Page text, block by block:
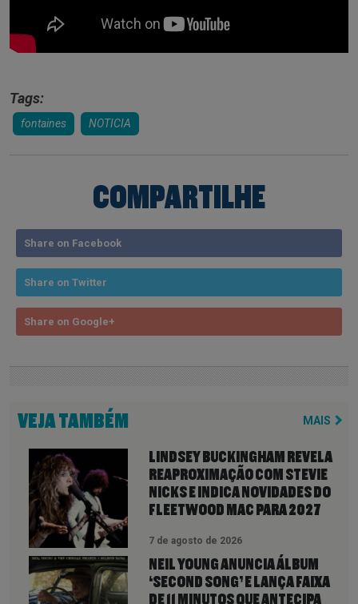
Tags:
fontaines NOTICIA
COMPARTILHE
Share on Facebook
Share on Twitter
Share on Google+
VEJA TAMBÉM MAIS
LINDSEY BUCKINGHAM REVELA
REAPROXIMAÇÃO COM STEVIE
NICKS E INDICA NOVIDADES DO
FLEETWOOD MAC PARA 2027
7 de agosto de 2026
NEIL YOUNG ANUNCIA ÁLBUM
‘SECOND SONG’ E LANÇA FAIXA
DE 11 MINUTOS QUE ANTECIPA